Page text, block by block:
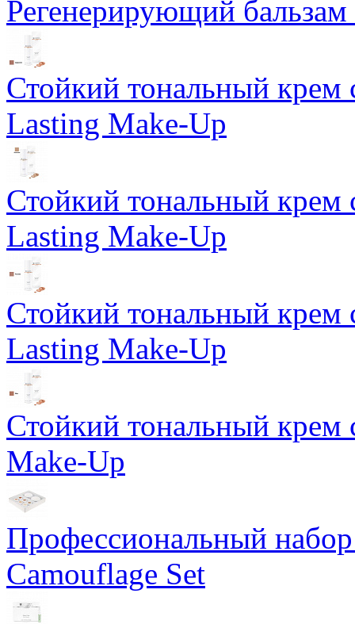
Регенерирующий
Стойкий тональный
Lasting Make-Up
Стойкий тональный
Lasting Make-Up
Стойкий тональный
Lasting Make-Up
Стойкий тональный
Make-Up
Профессиональный
Camouflage Set